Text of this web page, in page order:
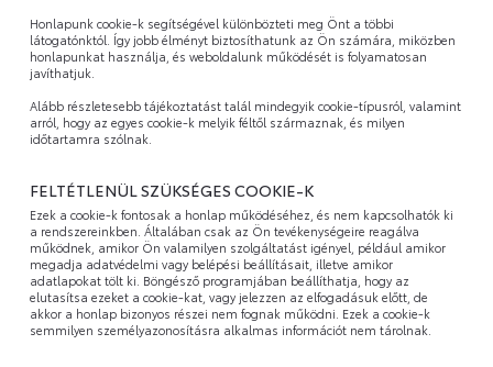
Honlapunk cookie-k segítségével különbözteti meg Önt a többi
látogatónktól. Így jobb élményt biztosíthatunk az Ön számára, miközben
honlapunkat használja, és weboldalunk működését is folyamatosan
javíthatjuk.
Alább részletesebb tájékoztatást talál mindegyik cookie-típusról, valamint
arról, hogy az egyes cookie-k melyik féltől származnak, és milyen
időtartamra szólnak.
FELTÉTLENÜL SZÜKSÉGES COOKIE-K
Ezek a cookie-k fontosak a honlap működéséhez, és nem kapcsolhatók ki
a rendszereinkben. Általában csak az Ön tevékenységeire reagálva
működnek, amikor Ön valamilyen szolgáltatást igényel, például amikor
megadja adatvédelmi vagy belépési beállításait, illetve amikor
adatlapokat tölt ki. Böngésző programjában beállíthatja, hogy az
elutasítsa ezeket a cookie-kat, vagy jelezzen az elfogadásuk előtt, de
akkor a honlap bizonyos részei nem fognak működni. Ezek a cookie-k
semmilyen személyazonosításra alkalmas információt nem tárolnak.